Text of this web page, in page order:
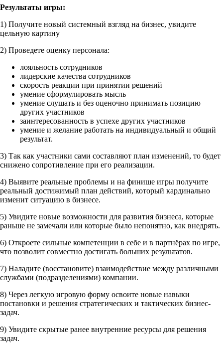
Результаты игры:
1) Получите новый системный взгляд на бизнес, увидите
цельную картину
2) Проведете оценку персонала:
лояльность сотрудников
лидерские качества сотрудников
скорость реакции при принятии решений
умение сформулировать мысль
умение слушать и без оценочно принимать позицию
других участников
заинтересованность в успехе других участников
умение и желание работать на индивидуальный и общий
результат.
3) Так как участники сами составляют план изменений, то будет
снижено сопротивление при его реализации.
4) Выявите реальные проблемы и на финише игры получите
реальный достижимый план действий, который кардинально
изменит ситуацию в бизнесе.
5) Увидите новые возможности для развития бизнеса, которые
раньше не замечали или которые было непонятно, как внедрять.
6) Откроете сильные компетенции в себе и в партнёрах по игре,
что позволит совместно достигать больших результатов.
7) Наладите (восстановите) взаимодействие между различными
службами (подразделениями) компании.
8) Через легкую игровую форму освоите новые навыки
постановки и решения стратегических и тактических бизнес-
задач.
9) Увидите скрытые ранее внутренние ресурсы для решения
задач.